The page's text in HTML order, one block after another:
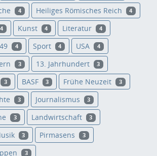
4 Heiliges Römisches Reich 4
4 Kunst 4 Literatur 4
4 Sport 4 USA 4
3 13. Jahrhundert 3
3 BASF 3 Frühe Neuzeit 3
3 Journalismus 3
3 Landwirtschaft 3
3 Pirmasens 3
3